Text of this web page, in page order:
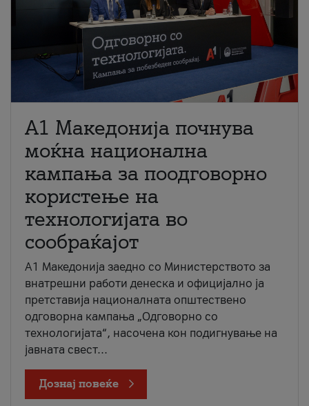
A1 Македонија почнува
моќна национална
кампања за поодговорно
користење на
технологијата во
сообраќајот
A1 Македонија заедно со Министерството за
внатрешни работи денеска и официјално ја
претставија националната општествено
одговорна кампања „Одговорно со
технологијата“, насочена кон подигнување на
јавната свест...
Дознај повеќе